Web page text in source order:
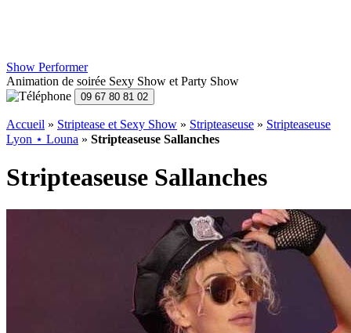
Show Performer
Animation de soirée Sexy Show et Party Show
Accueil » Striptease et Sexy Show » Stripteaseuse » Stripteaseuse
Lyon ⋆ Louna » Stripteaseuse Sallanches
Stripteaseuse Sallanches